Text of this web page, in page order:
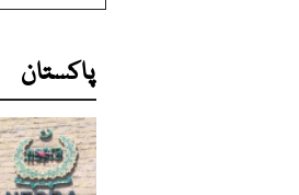
پاکستان